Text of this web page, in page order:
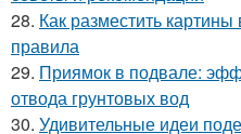
28. Как разместить
правила
29. Приямок в подвале:
отвода грунтовых вод
30. Удивительные идеи